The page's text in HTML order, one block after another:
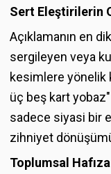
Sert Eleştirilerin
Açıklamanın en
sergileyen veya
kesimlere yönelik
üç beş kart
sadece siyasi bir
zihniyet
Toplumsal